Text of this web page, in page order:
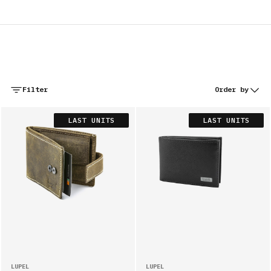
WALLETS
CARD HOLDERS
Filter Order by
LAST UNITS
LUPEL
LAST UNITS
LUPEL